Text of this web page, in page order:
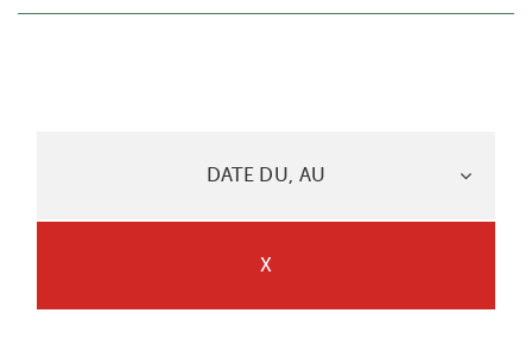
DATE DU, AU
X